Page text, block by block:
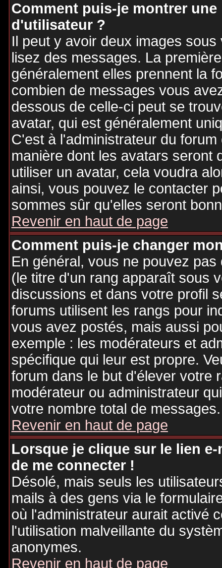
Comment puis-je montrer
d'utilisateur ?
Il peut y avoir deux images
lisez des messages. La
généralement elles prennent la
combien de messages vous
dessous de celle-ci peut se
avatar, qui est généralement
C'est à l'administrateur du
manière dont les avatars seront
utiliser un avatar, cela voudra
ainsi, vous pouvez le contacter
sommes sûr qu'elles seront
Revenir en haut de page
Comment puis-je changer
En général, vous ne pouvez
(le titre d'un rang apparaît sous
discussions et dans votre profil
forums utilisent les rangs pour
vous avez postés, mais aussi
exemple : les modérateurs et
spécifique qui leur est propre.
forum dans le but d'élever votre
modérateur ou administrateur
votre nombre total de messages.
Revenir en haut de page
Lorsque je clique sur le lien
de me connecter !
Désolé, mais seuls les
mails à des gens via le
où l'administrateur aurait activé
l'utilisation malveillante du
anonymes.
Revenir en haut de page